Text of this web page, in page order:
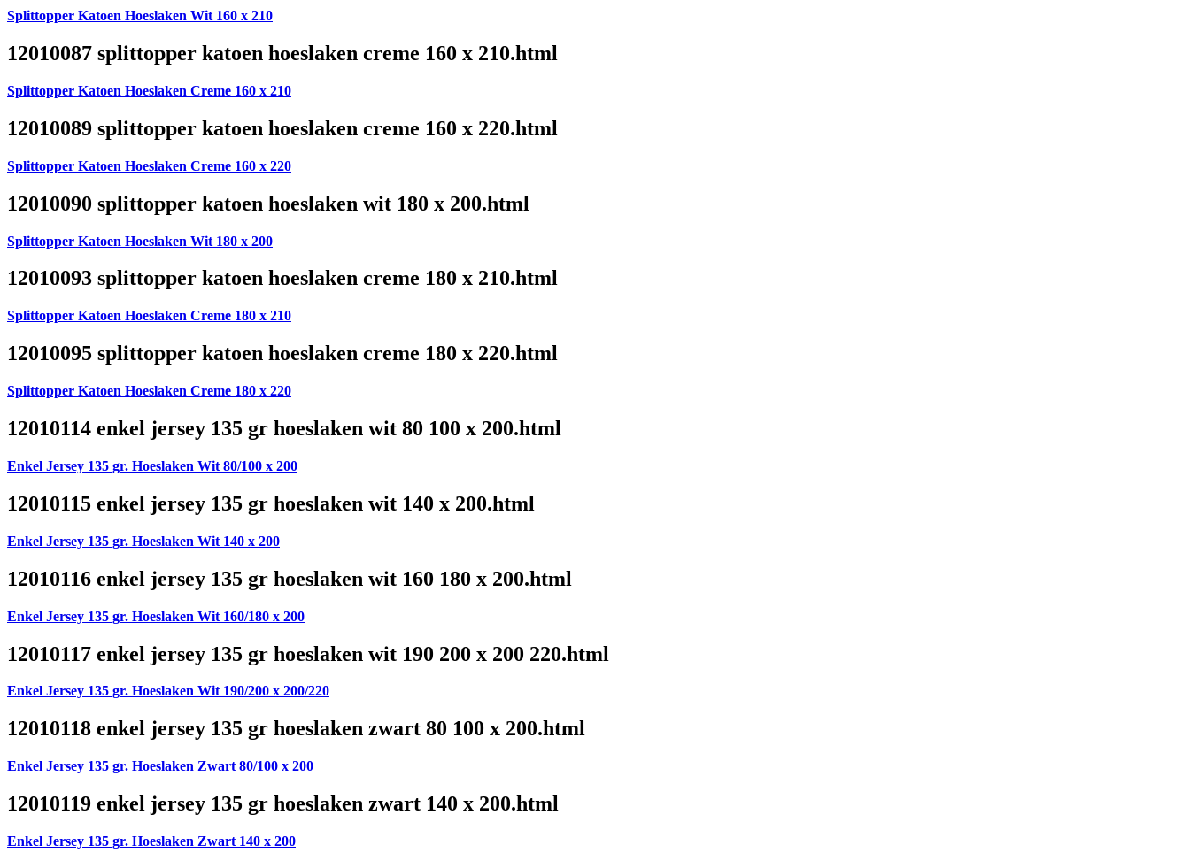
Splittopper Katoen Hoeslaken Wit 160 x 210
12010087 splittopper katoen hoeslaken creme 160 x 210.html
Splittopper Katoen Hoeslaken Creme 160 x 210
12010089 splittopper katoen hoeslaken creme 160 x 220.html
Splittopper Katoen Hoeslaken Creme 160 x 220
12010090 splittopper katoen hoeslaken wit 180 x 200.html
Splittopper Katoen Hoeslaken Wit 180 x 200
12010093 splittopper katoen hoeslaken creme 180 x 210.html
Splittopper Katoen Hoeslaken Creme 180 x 210
12010095 splittopper katoen hoeslaken creme 180 x 220.html
Splittopper Katoen Hoeslaken Creme 180 x 220
12010114 enkel jersey 135 gr hoeslaken wit 80 100 x 200.html
Enkel Jersey 135 gr. Hoeslaken Wit 80/100 x 200
12010115 enkel jersey 135 gr hoeslaken wit 140 x 200.html
Enkel Jersey 135 gr. Hoeslaken Wit 140 x 200
12010116 enkel jersey 135 gr hoeslaken wit 160 180 x 200.html
Enkel Jersey 135 gr. Hoeslaken Wit 160/180 x 200
12010117 enkel jersey 135 gr hoeslaken wit 190 200 x 200 220.html
Enkel Jersey 135 gr. Hoeslaken Wit 190/200 x 200/220
12010118 enkel jersey 135 gr hoeslaken zwart 80 100 x 200.html
Enkel Jersey 135 gr. Hoeslaken Zwart 80/100 x 200
12010119 enkel jersey 135 gr hoeslaken zwart 140 x 200.html
Enkel Jersey 135 gr. Hoeslaken Zwart 140 x 200